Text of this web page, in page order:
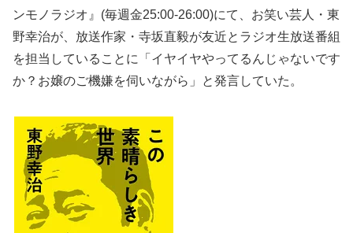
ンモノラジオ』(毎週金25:00-26:00)にて、お笑い芸人・東
野幸治が、放送作家・寺坂直毅が友近とラジオ生放送番組
を担当していることに「イヤイヤやってるんじゃないです
か？お嬢のご機嫌を伺いながら」と発言していた。